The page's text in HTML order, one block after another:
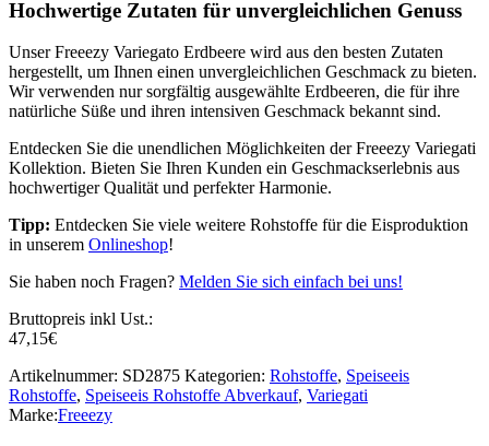
Hochwertige Zutaten für unvergleichlichen Genuss
Unser Freeezy Variegato Erdbeere wird aus den besten Zutaten
hergestellt, um Ihnen einen unvergleichlichen Geschmack zu bieten.
Wir verwenden nur sorgfältig ausgewählte Erdbeeren, die für ihre
natürliche Süße und ihren intensiven Geschmack bekannt sind.
Entdecken Sie die unendlichen Möglichkeiten der Freeezy Variegati
Kollektion. Bieten Sie Ihren Kunden ein Geschmackserlebnis aus
hochwertiger Qualität und perfekter Harmonie.
Tipp: Entdecken Sie viele weitere Rohstoffe für die Eisproduktion
in unserem Onlineshop!
Sie haben noch Fragen? Melden Sie sich einfach bei uns!
Bruttopreis inkl Ust.:
47,15€
Artikelnummer: SD2875 Kategorien: Rohstoffe, Speiseeis
Rohstoffe, Speiseeis Rohstoffe Abverkauf, Variegati
Marke:Freeezy